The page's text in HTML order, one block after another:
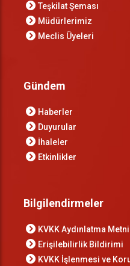
Teşkilat Şeması
Müdürlerimiz
Meclis Üyeleri
Gündem
Haberler
Duyurular
İhaleler
Etkinlikler
Bilgilendirmeler
KVKK Aydınlatma Metni
Erişilebilirlik Bildirimi
KVKK İşlenmesi ve